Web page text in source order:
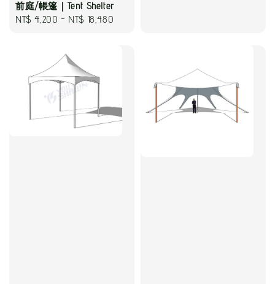
前庭/帳篷｜Tent Shelter
Regular
NT$ 4,200 - NT$ 18,480